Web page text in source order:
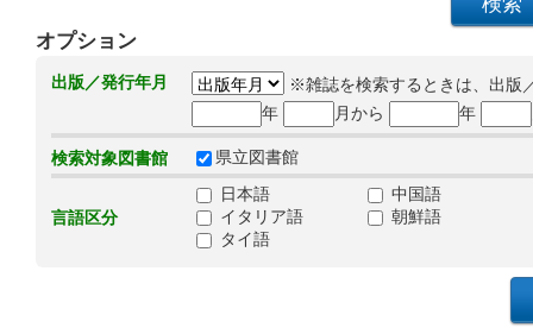
オプション
出版／発行年月
※雑誌を検索するときは、出版
年
月から 年
検索対象図書館 県立図書館
言語区分
日本語
中国語
イタリア語
朝鮮語
タイ語